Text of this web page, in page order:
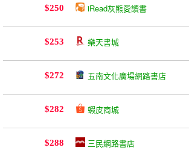
$250 iRead灰熊愛讀書
$253 樂天書城
$272 五南文化廣場網路書店
$282 蝦皮商城
$288 三民網路書店